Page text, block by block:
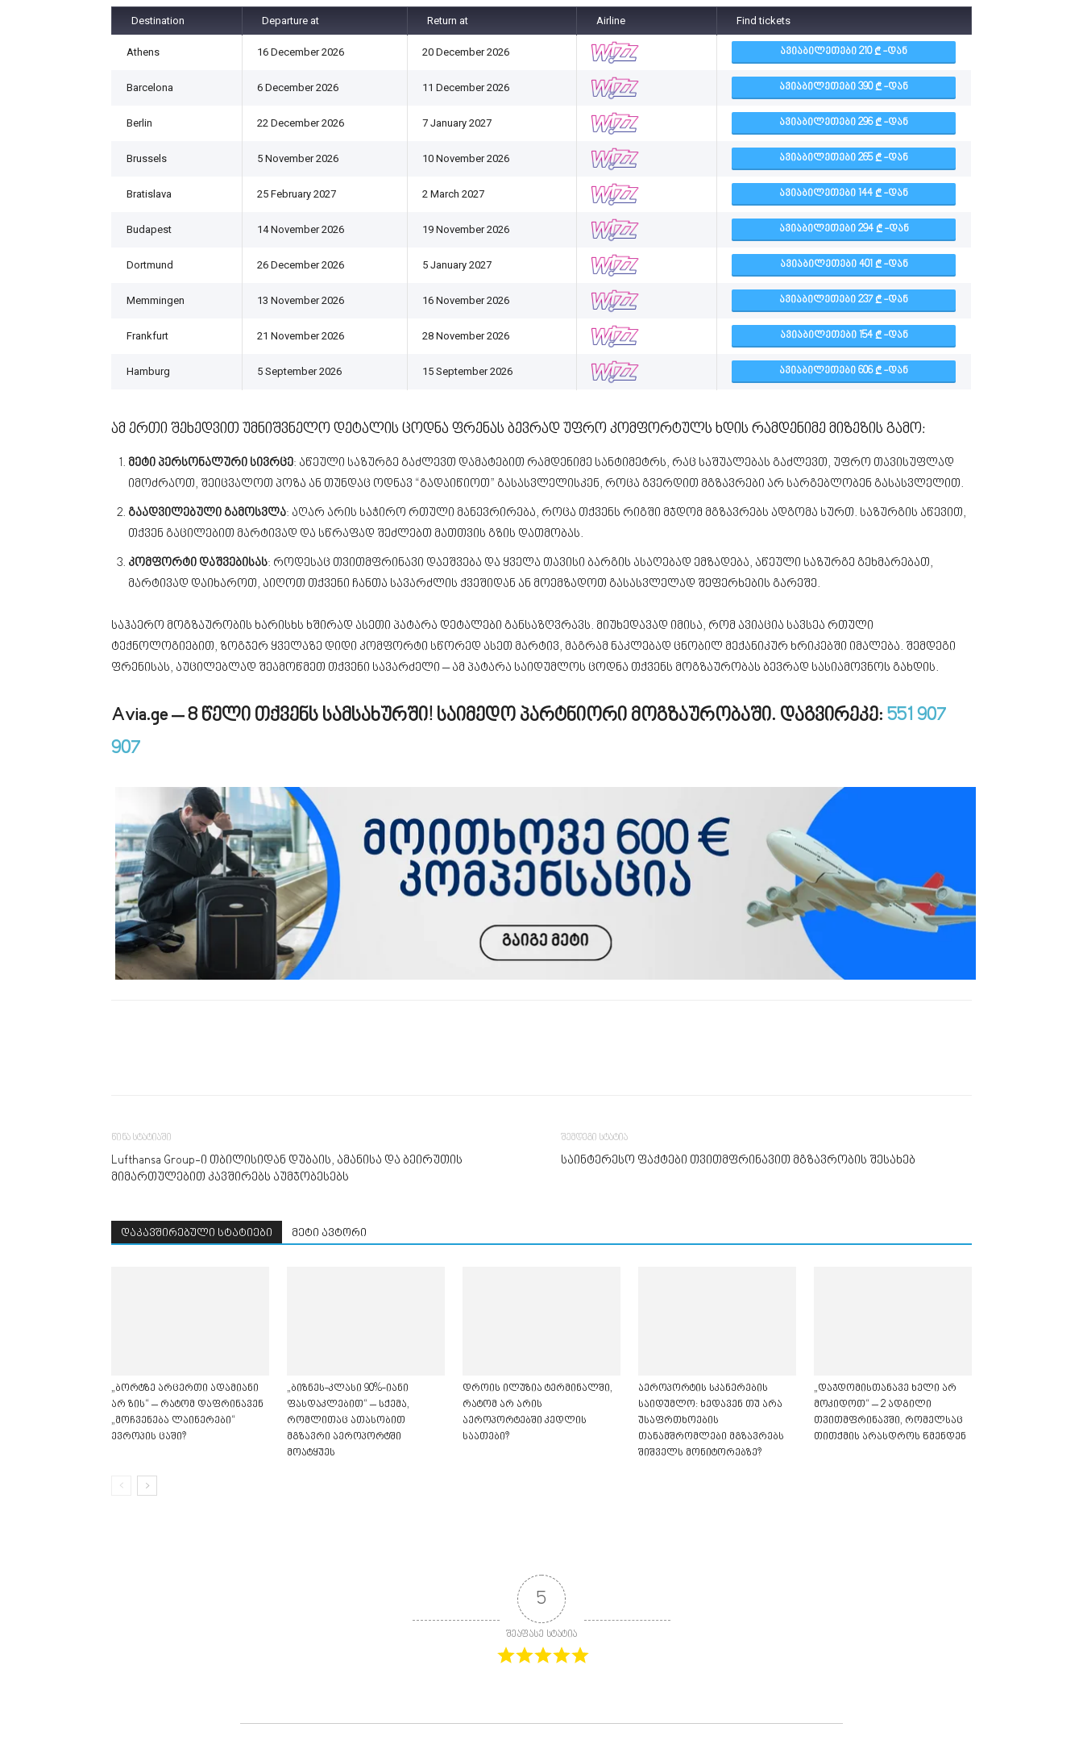
Destination Departure at Return at Airline Find tickets
Athens 16 December 2026 20 December 2026 ᲐᲕᲘᲐᲑᲘᲚᲔᲗᲔᲑᲘ 210 -ᲓᲐᲜ
Barcelona 6 December 2026 11 December 2026 ᲐᲕᲘᲐᲑᲘᲚᲔᲗᲔᲑᲘ 390 -ᲓᲐᲜ
Berlin 22 December 2026 7 January 2027 ᲐᲕᲘᲐᲑᲘᲚᲔᲗᲔᲑᲘ 296 -ᲓᲐᲜ
Brussels 5 November 2026 10 November 2026 ᲐᲕᲘᲐᲑᲘᲚᲔᲗᲔᲑᲘ 265 -ᲓᲐᲜ
Bratislava 25 February 2027 2 March 2027 ᲐᲕᲘᲐᲑᲘᲚᲔᲗᲔᲑᲘ 144 -ᲓᲐᲜ
Budapest 14 November 2026 19 November 2026 ᲐᲕᲘᲐᲑᲘᲚᲔᲗᲔᲑᲘ 294 -ᲓᲐᲜ
Dortmund 26 December 2026 5 January 2027 ᲐᲕᲘᲐᲑᲘᲚᲔᲗᲔᲑᲘ 401 -ᲓᲐᲜ
Memmingen 13 November 2026 16 November 2026 ᲐᲕᲘᲐᲑᲘᲚᲔᲗᲔᲑᲘ 237 -ᲓᲐᲜ
Frankfurt 21 November 2026 28 November 2026 ᲐᲕᲘᲐᲑᲘᲚᲔᲗᲔᲑᲘ 154 -ᲓᲐᲜ
Hamburg 5 September 2026 15 September 2026 ᲐᲕᲘᲐᲑᲘᲚᲔᲗᲔᲑᲘ 606 -ᲓᲐᲜ
ამ ერთი შეხედვით უმნიშვნელო დეტალის ცოდნა ფრენას ბევრად უფრო კომფორტულს ხდის რამდენიმე მიზეზის გამო:
მეტი პერსონალური სივრცე: აწეული საზურგე გაძლევთ დამატებით რამდენიმე სანტიმეტრს, რაც საშუალებას გაძლევთ, უფრო თავისუფლად
იმოძრაოთ, შეიცვალოთ პოზა ან თუნდაც ოდნავ “გადაიწიოთ” გასასვლელისკენ, როცა გვერდით მგზავრები არ სარგებლობენ გასასვლელით.
გაადვილებული გამოსვლა: აღარ არის საჭირო რთული მანევრირება, როცა თქვენს რიგში მჯდომ მგზავრებს ადგომა სურთ. საზურგის აწევით,
თქვენ გაცილებით მარტივად და სწრაფად შეძლებთ მათთვის გზის დათმობას.
კომფორტი დაშვებისას: როდესაც თვითმფრინავი დაეშვება და ყველა თავისი ბარგის ასაღებად ემზადება, აწეული საზურგე გეხმარებათ,
მარტივად დაიხაროთ, აიღოთ თქვენი ჩანთა სავარძლის ქვეშიდან ან მოემზადოთ გასასვლელად შეფერხების გარეშე.
საჰაერო მოგზაურობის ხარისხს ხშირად ასეთი პატარა დეტალები განსაზღვრავს. მიუხედავად იმისა, რომ ავიაცია სავსეა რთული
ტექნოლოგიებით, ზოგჯერ ყველაზე დიდი კომფორტი სწორედ ასეთ მარტივ, მაგრამ ნაკლებად ცნობილ მექანიკურ ხრიკებში იმალება. შემდეგი
ფრენისას, აუცილებლად შეამოწმეთ თქვენი სავარძელი – ამ პატარა საიდუმლოს ცოდნა თქვენს მოგზაურობას ბევრად სასიამოვნოს გახდის.
Avia.ge – 8 წელი თქვენს სამსახურში! საიმედო პარტნიორი მოგზაურობაში. დაგვირეკე: 551 907
907
წინა სტატიაში
Lufthansa Group-ი თბილისიდან დუბაის, ამანისა და ბეირუთის
მიმართულებით კავშირებს აუმჯობესებს
შემდეგი სტატია
საინტერესო ფაქტები თვითმფრინავით მგზავრობის შესახებ
დაკავშირებული სტატიები მეტი ავტორი
„ბორტზე არცერთი ადამიანი
არ ზის“ – რატომ დაფრინავენ
„მოჩვენება ლაინერები“
ევროპის ცაში?
„ბიზნეს-კლასი 90%-იანი
ფასდაკლებით“ – სქემა,
რომლითაც ათასობით
მგზავრი აეროპორტში
მოატყუეს
დროის ილუზია ტერმინალში,
რატომ არ არის
აეროპორტებში კედლის
საათები?
აეროპორტის სკანერების
საიდუმლო: ხედავენ თუ არა
უსაფრთხოების
თანამშრომლები მგზავრებს
შიშველს მონიტორებზე?
„დაჯდომისთანავე ხელი არ
მოკიდოთ“ – 2 ადგილი
თვითმფრინავში, რომელსაც
თითქმის არასდროს წმენდენ
5
შეაფასე სტატია